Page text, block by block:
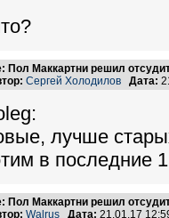
Пол Маккартни решил
Сергей Холодилов Дата:
лучше
в последние
Пол Маккартни решил
Walrus Дата: 21.01.17